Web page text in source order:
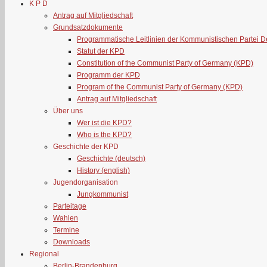
K P D
Antrag auf Mitgliedschaft
Grundsatzdokumente
Programmatische Leitlinien der Kommunistischen Partei
Statut der KPD
Constitution of the Communist Party of Germany (KPD)
Programm der KPD
Program of the Communist Party of Germany (KPD)
Antrag auf Mitgliedschaft
Über uns
Wer ist die KPD?
Who is the KPD?
Geschichte der KPD
Geschichte (deutsch)
History (english)
Jugendorganisation
Jungkommunist
Parteitage
Wahlen
Termine
Downloads
Regional